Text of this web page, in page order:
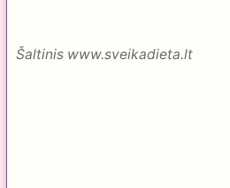
Šaltinis www.sveikadieta.lt